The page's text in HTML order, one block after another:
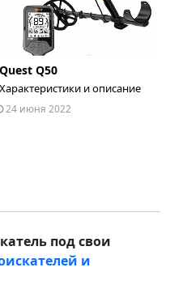
Quest Q50
Характеристики и описание
24 июня 2022
под свои
и